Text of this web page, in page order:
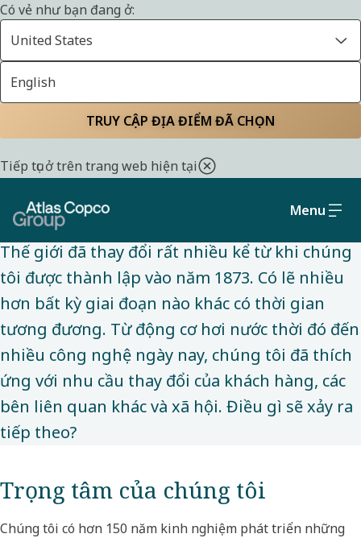
Có vẻ như bạn đang ở:
United States
English
TRUY CẬP ĐỊA ĐIỂM ĐÃ CHỌN
Tiếp tục ở trên trang web hiện tại
Menu
Giới thiệu về chúng tôi
GIỚI THIỆU VỀ CHÚNG TÔI
Chiến lược và mô hình
kinh doanh để đạt được
mục tiêu của chúng tôi
Thế giới đã thay đổi rất nhiều kể từ khi chúng
tôi được thành lập vào năm 1873. Có lẽ nhiều
hơn bất kỳ giai đoạn nào khác có thời gian
tương đương. Từ động cơ hơi nước thời đó đến
nhiều công nghệ ngày nay, chúng tôi đã thích
ứng với nhu cầu thay đổi của khách hàng, các
bên liên quan khác và xã hội. Điều gì sẽ xảy ra
tiếp theo?​
Trọng tâm của chúng tôi
Chúng tôi có hơn 150 năm kinh nghiệm phát triển những